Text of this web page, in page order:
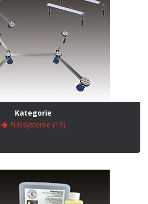
Kategorie
Fußsysteme (13)